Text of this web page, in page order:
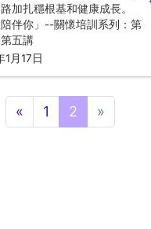
加扎穩根基和健康成長。
陪伴你」--關懷培訓系列：第
五講
1月17日
« Previous
1 2 »